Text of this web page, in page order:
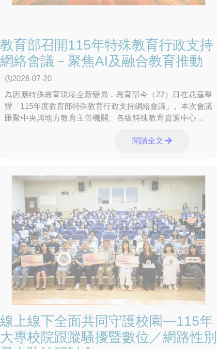
教育部召開115年特殊教育行政支持
網絡會議－聚焦AI及融合教育推動
2026-07-20
為因應特殊教育現場全新變局，教育部今（22）日在花蓮舉
辦「115年度教育部特殊教育行政支持網絡會議」。本次會議
匯聚中央與地方教育主管機關、各級特殊教育資源中心及專
閱讀全文
線上線下全面共同守護校園—115年
大專校院跟蹤騷擾暨數位／網路性別